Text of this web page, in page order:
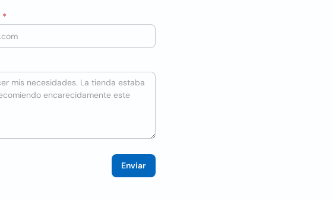
Enviar